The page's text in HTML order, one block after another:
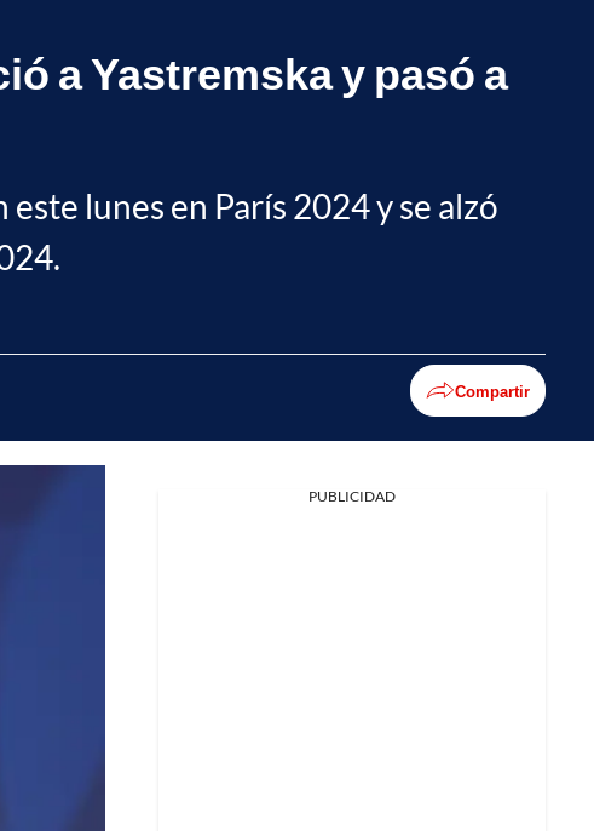
a Yastremska y pasó a
lunes en París 2024 y se alzó
Compartir
PUBLICIDAD